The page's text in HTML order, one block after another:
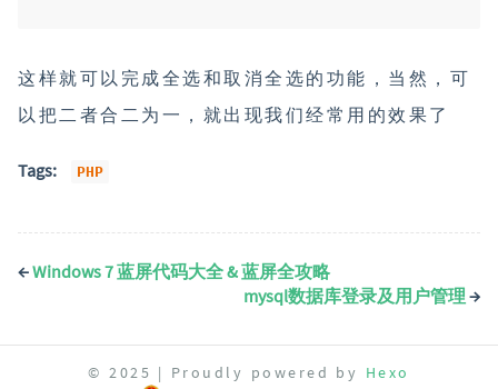
这样就可以完成全选和取消全选的功能，当然，可
以把二者合二为一，就出现我们经常用的效果了
Tags: PHP
←Windows 7 蓝屏代码大全 & 蓝屏全攻略
mysql数据库登录及用户管理 →
© 2025 | Proudly powered by Hexo